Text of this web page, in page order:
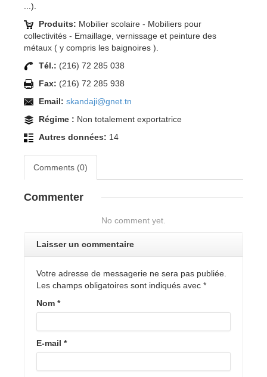
...).
Produits: Mobilier scolaire - Mobiliers pour
collectivités - Emaillage, vernissage et peinture des
métaux ( y compris les baignoires ).
Tél.: (216) 72 285 038
Fax: (216) 72 285 938
Email: skandaji@gnet.tn
Régime : Non totalement exportatrice
Autres données: 14
Comments (0)
Commenter
No comment yet.
Laisser un commentaire
Votre adresse de messagerie ne sera pas publiée.
Les champs obligatoires sont indiqués avec *
Nom *
E-mail *